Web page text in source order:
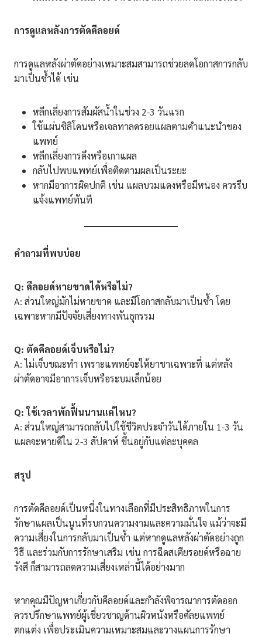
การดูแลหลังการตัดคีลอยด์
การดูแลหลังผ่าตัดอย่างเหมาะสมสามารถช่วยลดโอกาสการกลับ
มาเป็นซ้ำได้ เช่น
หลีกเลี่ยงการสัมผัสน้ำในช่วง 2-3 วันแรก
ใช้แผ่นซิลิโคนหรือเจลทาลดรอยแผลตามคำแนะนำของ
แพทย์
หลีกเลี่ยงการดึงหรือเกาแผล
กลับไปพบแพทย์เพื่อติดตามผลเป็นระยะ
หากมีอาการผิดปกติ เช่น แผลบวมแดงหรือมีหนอง ควรรีบ
แจ้งแพทย์ทันที
คำถามที่พบบ่อย
Q: คีลอยด์หายขาดได้หรือไม่?
A: ส่วนใหญ่มักไม่หายขาด และมีโอกาสกลับมาเป็นซ้ำ โดย
เฉพาะหากมีปัจจัยเสี่ยงทางพันธุกรรม
Q: ตัดคีลอยด์เจ็บหรือไม่?
A: ไม่เจ็บขณะทำ เพราะแพทย์จะให้ยาชาเฉพาะที่ แต่หลัง
ผ่าตัดอาจมีอาการเจ็บหรือระบมเล็กน้อย
Q: ใช้เวลาพักฟื้นนานแค่ไหน?
A: ส่วนใหญ่สามารถกลับไปใช้ชีวิตประจำวันได้ภายใน 1-3 วัน
แผลจะหายดีใน 2-3 สัปดาห์ ขึ้นอยู่กับแต่ละบุคคล
สรุป
การตัดคีลอยด์เป็นหนึ่งในทางเลือกที่มีประสิทธิภาพในการ
รักษาแผลเป็นนูนที่รบกวนความงามและความมั่นใจ แม้ว่าจะมี
ความเสี่ยงในการกลับมาเป็นซ้ำ แต่หากดูแลหลังผ่าตัดอย่างถูก
วิธี และร่วมกับการรักษาเสริม เช่น การฉีดสเตียรอยด์หรือฉาย
รังสี ก็สามารถลดความเสี่ยงเหล่านี้ได้อย่างมาก
หากคุณมีปัญหาเกี่ยวกับคีลอยด์และกำลังพิจารณาการตัดออก
ควรปรึกษาแพทย์ผู้เชี่ยวชาญด้านผิวหนังหรือศัลยแพทย์
ตกแต่ง เพื่อประเมินความเหมาะสมและวางแผนการรักษา